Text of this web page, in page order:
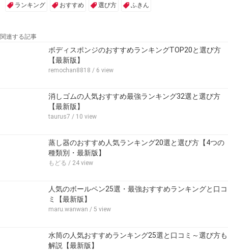
ランキング おすすめ 選び方 ふきん
関連する記事
ボディスポンジのおすすめランキングTOP20と選び方
【最新版】
remochan8818 / 6 view
消しゴムの人気おすすめ最強ランキング32選と選び方
【最新版】
taurus7 / 10 view
蒸し器のおすすめ人気ランキング20選と選び方【4つの
種類別・最新版】
もどる / 24 view
人気のボールペン25選・最強おすすめランキングと口コ
ミ【最新版】
maru.wanwan / 5 view
水筒の人気おすすめランキング25選と口コミ～選び方も
解説【最新版】